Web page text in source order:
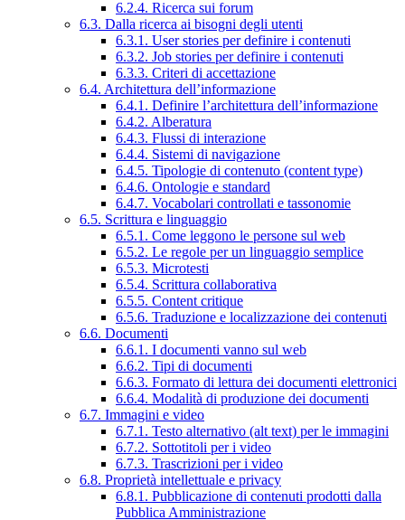
6.2.4. Ricerca sui forum
6.3. Dalla ricerca ai bisogni degli utenti
6.3.1. User stories per definire i contenuti
6.3.2. Job stories per definire i contenuti
6.3.3. Criteri di accettazione
6.4. Architettura dell’informazione
6.4.1. Definire l’architettura dell’informazione
6.4.2. Alberatura
6.4.3. Flussi di interazione
6.4.4. Sistemi di navigazione
6.4.5. Tipologie di contenuto (content type)
6.4.6. Ontologie e standard
6.4.7. Vocabolari controllati e tassonomie
6.5. Scrittura e linguaggio
6.5.1. Come leggono le persone sul web
6.5.2. Le regole per un linguaggio semplice
6.5.3. Microtesti
6.5.4. Scrittura collaborativa
6.5.5. Content critique
6.5.6. Traduzione e localizzazione dei contenuti
6.6. Documenti
6.6.1. I documenti vanno sul web
6.6.2. Tipi di documenti
6.6.3. Formato di lettura dei documenti elettronici
6.6.4. Modalità di produzione dei documenti
6.7. Immagini e video
6.7.1. Testo alternativo (alt text) per le immagini
6.7.2. Sottotitoli per i video
6.7.3. Trascrizioni per i video
6.8. Proprietà intellettuale e privacy
6.8.1. Pubblicazione di contenuti prodotti dalla
Pubblica Amministrazione